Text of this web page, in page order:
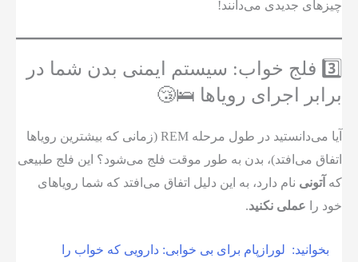
چیزهای جدیدی می‌دانند!
3️⃣ فلج خواب: سیستم ایمنی بدن شما در
برابر اجرای رویاها 🛌😴
آیا می‌دانستید در طول مرحله REM (زمانی که بیشترین رویاها
اتفاق می‌افتد)، بدن به طور موقت فلج می‌شود؟ این فلج طبیعی
که آتونی نام دارد، به این دلیل اتفاق می‌افتد که شما رویاهای
خود را عملی نکنید.
بخوانید: لورازپام برای بی خوابی: دارویی که خواب را